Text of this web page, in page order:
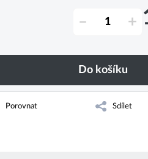
– +
Do košíku
Porovnat Sdílet